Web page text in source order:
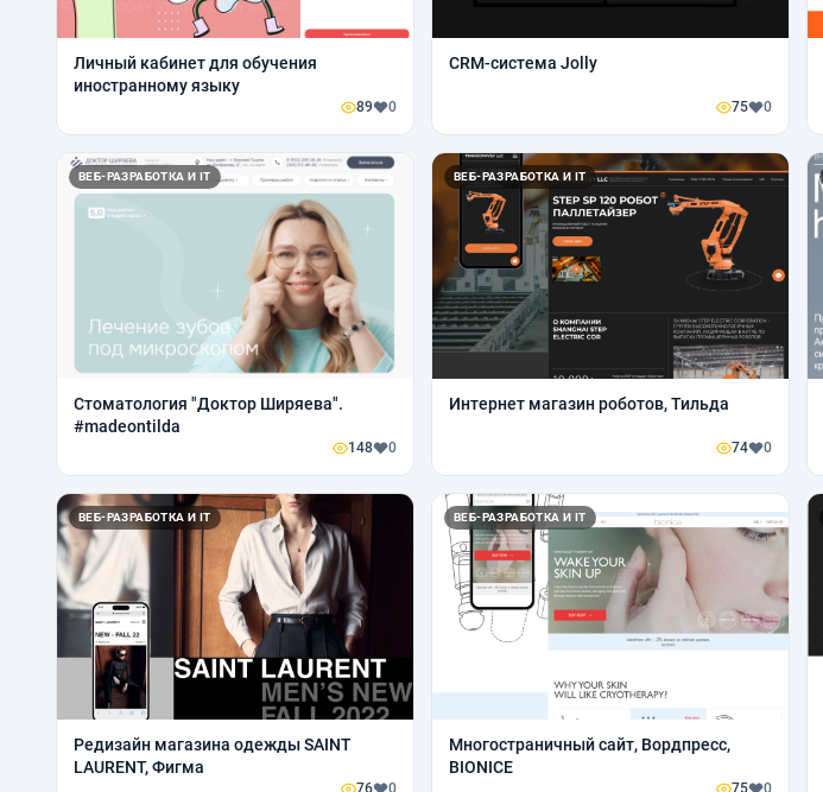
Личный кабинет для обучения
иностранному языку
89 0
CRM-система Jolly
75 0
ВЕБ-РАЗРАБОТКА И IT
Стоматология "Доктор Ширяева".
#madeontilda
148 0
ВЕБ-РАЗРАБОТКА И IT
Интернет магазин роботов, Тильда
74 0
ВЕБ-РАЗРАБОТКА И IT
Редизайн магазина одежды SAINT
LAURENT, Фигма
76 0
ВЕБ-РАЗРАБОТКА И IT
Многостраничный сайт, Вордпресс,
BIONICE
75 0